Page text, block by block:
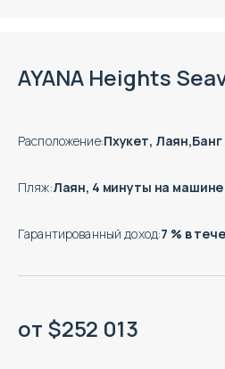
AYANA Heights
Расположение:Пхукет, Лаян,Банг
Пляж:Лаян, 4 минуты на машине
Гарантированный доход:7 % в
от $252 013